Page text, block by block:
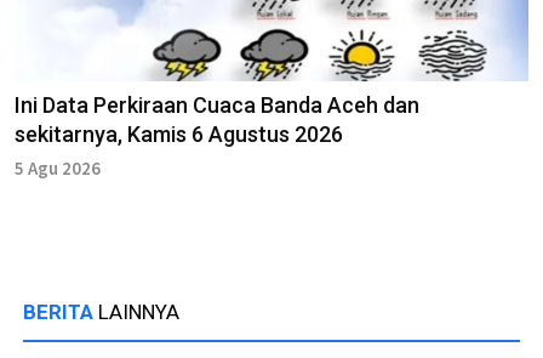
Ini Data Perkiraan Cuaca Banda Aceh dan
sekitarnya, Kamis 6 Agustus 2026
5 Agu 2026
BERITA LAINNYA